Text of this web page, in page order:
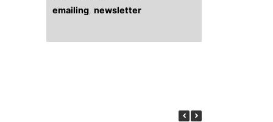
emailing, newsletter